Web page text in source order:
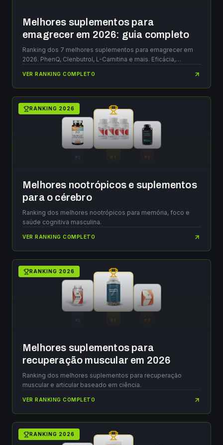
Melhores suplementos para
emagrecer em 2026: guia completo
Ranking dos 7 melhores suplementos para emagrecer em
2026. PhenQ, Clenbutrol, L-Carnitina e mais. Eficácia,
VER RANKING COMPLETO
2 # 1 # 3
RANKING 2026
Melhores nootrópicos e suplementos
para o cérebro
Ranking dos melhores nootrópicos para memória, foco e
saúde cognitiva masculina.
VER RANKING COMPLETO
2 # 1 # 3
RANKING 2026
Melhores suplementos para
recuperação muscular em 2026
Ranking dos melhores suplementos para recuperação
muscular e articular baseado em ciência.
VER RANKING COMPLETO
RANKING 2026